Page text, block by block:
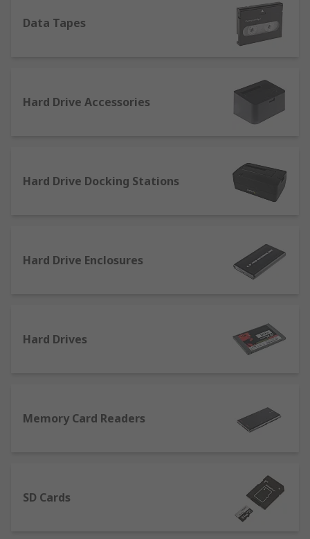
Nas Drives, SD Cards
Data Tapes
Hard Drive Accessories
Hard Drive Docking Stations
Hard Drive Enclosures
Hard Drives
Memory Card Readers
SD Cards